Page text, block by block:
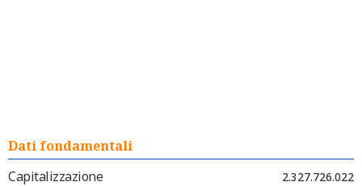
Dati fondamentali
Capitalizzazione
2.327.726.022